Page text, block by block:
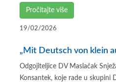
Pročitajte više
19/02/2026
„Mit Deutsch von klein
Odgojiteljice DV Maslačak
Konsantek, koje rade u skupini